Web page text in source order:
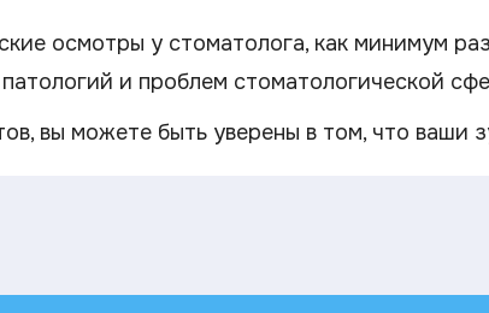
осмотры у стоматолога, как минимум
и проблем стоматологической
вы можете быть уверены в том, что ваши